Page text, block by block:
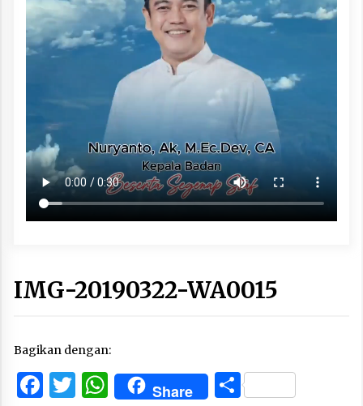
IMG-20190322-WA0015
Bagikan dengan:
Facebook
Twitter
WhatsApp
Share Share